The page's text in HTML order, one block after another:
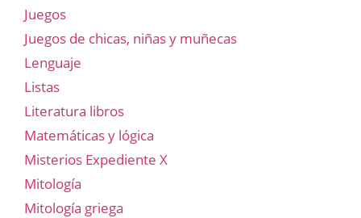
Juegos
Juegos de chicas, niñas y muñecas
Lenguaje
Listas
Literatura libros
Matemáticas y lógica
Misterios Expediente X
Mitología
Mitología griega